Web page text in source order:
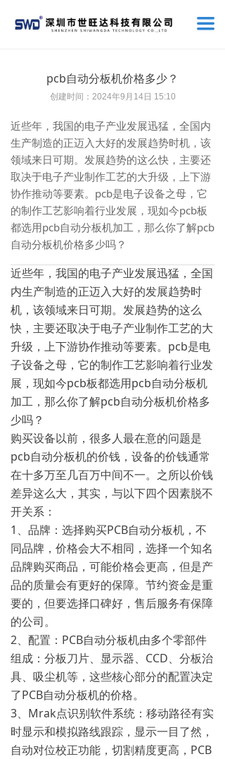
끀
pcb自动分板机价格多少？
创建时间： 2024年9月14日 15:10
近些年，我国的电子产业发展迅猛，全国内
生产制造的正迈入大好的发展趋势时机，该
领域来日可期。发展趋势的这么快，主要还
取决于电子产业制作工艺的大升级，上下游
协作推动等要素。pcb是电子设备之母，它
的制作工艺影响着行业发展，现如今pcb板
都选用pcb自动分板机加工，那么你了解pcb
自动分板机价格多少吗？
近些年，我国的电子产业发展迅猛，全国
内生产制造的正迈入大好的发展趋势时
机，该领域来日可期。发展趋势的这么
快，主要还取决于电子产业制作工艺的大
升级，上下游协作推动等要素。pcb是电
子设备之母，它的制作工艺影响着行业发
展，现如今pcb板都选用pcb自动分板机
加工，那么你了解pcb自动分板机价格多
少吗？
购买设备以前，很多人最在意的问题是
pcb自动分板机的价钱，设备的价钱通常
在十多万至几百万中间不一。之所以价钱
差异这么大，其实，与以下四个因素脱不
开关系：
1、品牌：选择购买PCB自动分板机，不
同品牌，价格会大不相同，选择一个知名
品牌购买商品，可能价格会更高，但是产
品的质量会有更好的保障。节约资金是重
要的，但要选择口碑好，售后服务有保障
的公司。
2、配置：PCB自动分板机由多个零部件
组成：分板刀片、显示器、CCD、分板治
具、吸尘机等，这些核心部分的配置决定
了PCB自动分板机的价格。
3、Mrak点识别软件系统：移动路径有实
时显示和模拟路线跟踪，显示一目了然，
自动对位校正功能，切割精度更高，PCB